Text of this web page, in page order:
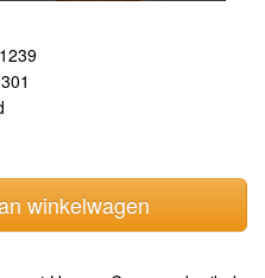
winkelwagen